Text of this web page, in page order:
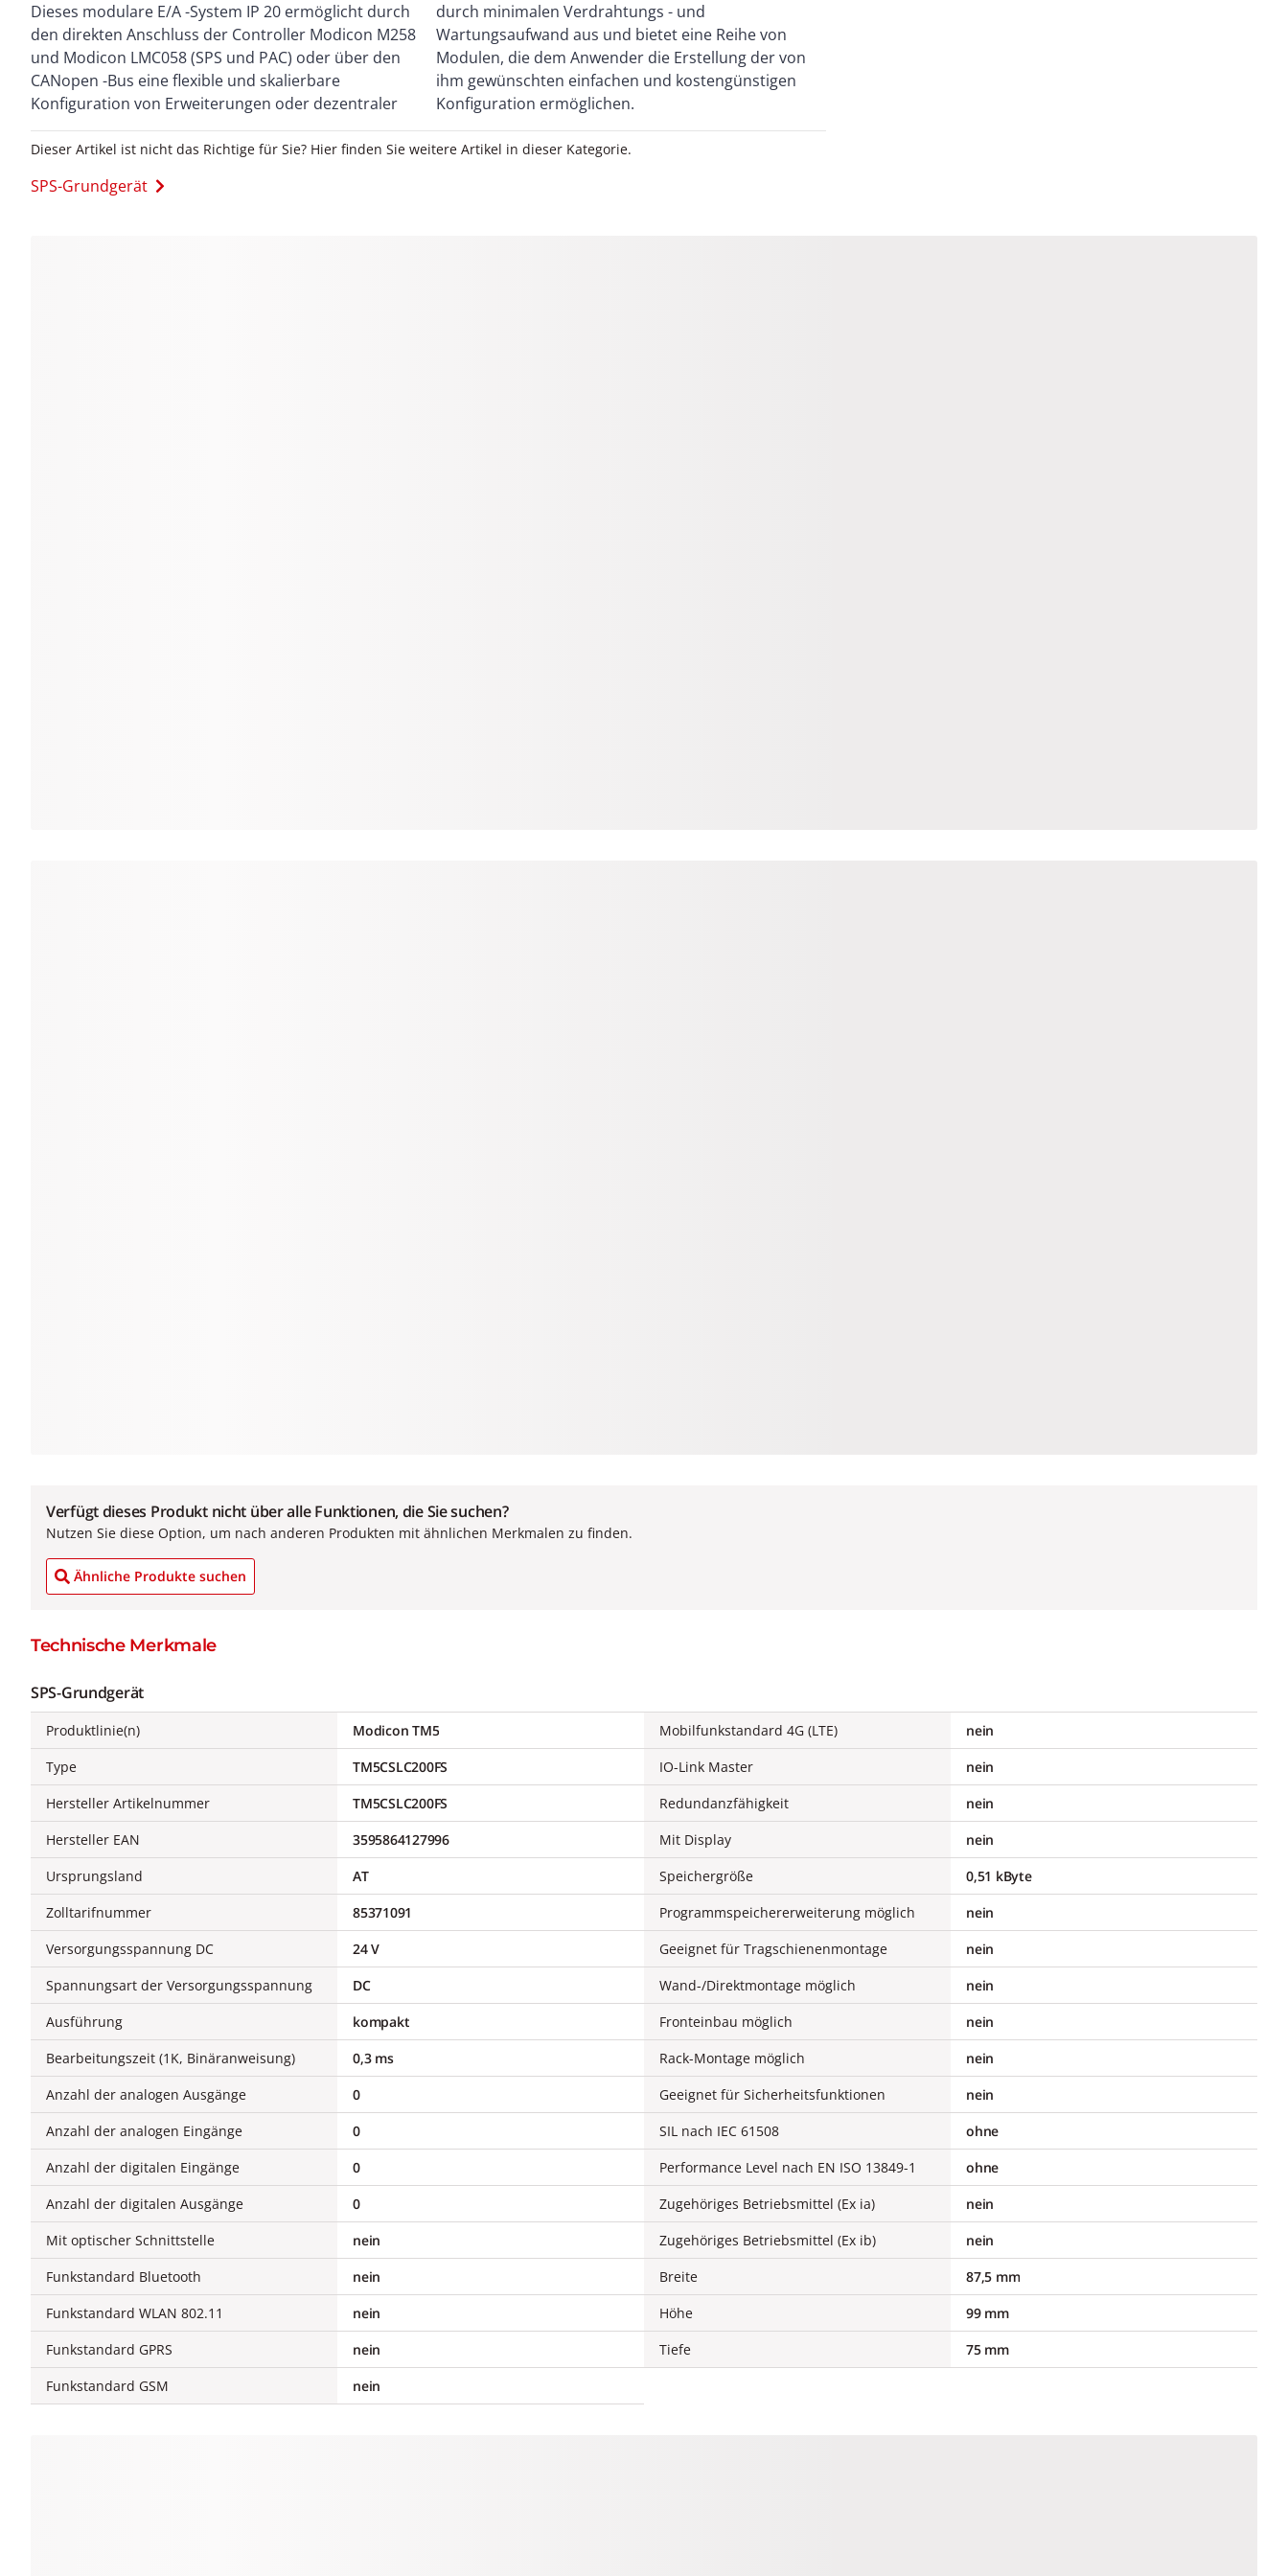
Dieses modulare E/A -System IP 20 ermöglicht durch
den direkten Anschluss der Controller Modicon M258
und Modicon LMC058 (SPS und PAC) oder über den
CANopen -Bus eine flexible und skalierbare
Konfiguration von Erweiterungen oder dezentraler
durch minimalen Verdrahtungs - und
Wartungsaufwand aus und bietet eine Reihe von
Modulen, die dem Anwender die Erstellung der von
ihm gewünschten einfachen und kostengünstigen
Konfiguration ermöglichen.
Dieser Artikel ist nicht das Richtige für Sie? Hier finden Sie weitere Artikel in dieser Kategorie.
SPS-Grundgerät
Verfügt dieses Produkt nicht über alle Funktionen, die Sie suchen?
Nutzen Sie diese Option, um nach anderen Produkten mit ähnlichen Merkmalen zu finden.
Ähnliche Produkte suchen
Technische Merkmale
SPS-Grundgerät
Produktlinie(n)
Modicon TM5
Type
TM5CSLC200FS
Hersteller Artikelnummer
TM5CSLC200FS
Hersteller EAN
3595864127996
Ursprungsland
AT
Zolltarifnummer
85371091
Versorgungsspannung DC
24 V
Spannungsart der Versorgungsspannung
DC
Ausführung
kompakt
Bearbeitungszeit (1K, Binäranweisung)
0,3 ms
Anzahl der analogen Ausgänge
0
Anzahl der analogen Eingänge
0
Anzahl der digitalen Eingänge
0
Anzahl der digitalen Ausgänge
0
Mit optischer Schnittstelle
nein
Funkstandard Bluetooth
nein
Funkstandard WLAN 802.11
nein
Funkstandard GPRS
nein
Funkstandard GSM
nein
Mobilfunkstandard 4G (LTE)
nein
IO-Link Master
nein
Redundanzfähigkeit
nein
Mit Display
nein
Speichergröße
0,51 kByte
Programmspeichererweiterung möglich
nein
Geeignet für Tragschienenmontage
nein
Wand-/Direktmontage möglich
nein
Fronteinbau möglich
nein
Rack-Montage möglich
nein
Geeignet für Sicherheitsfunktionen
nein
SIL nach IEC 61508
ohne
Performance Level nach EN ISO 13849-1
ohne
Zugehöriges Betriebsmittel (Ex ia)
nein
Zugehöriges Betriebsmittel (Ex ib)
nein
Breite
87,5 mm
Höhe
99 mm
Tiefe
75 mm